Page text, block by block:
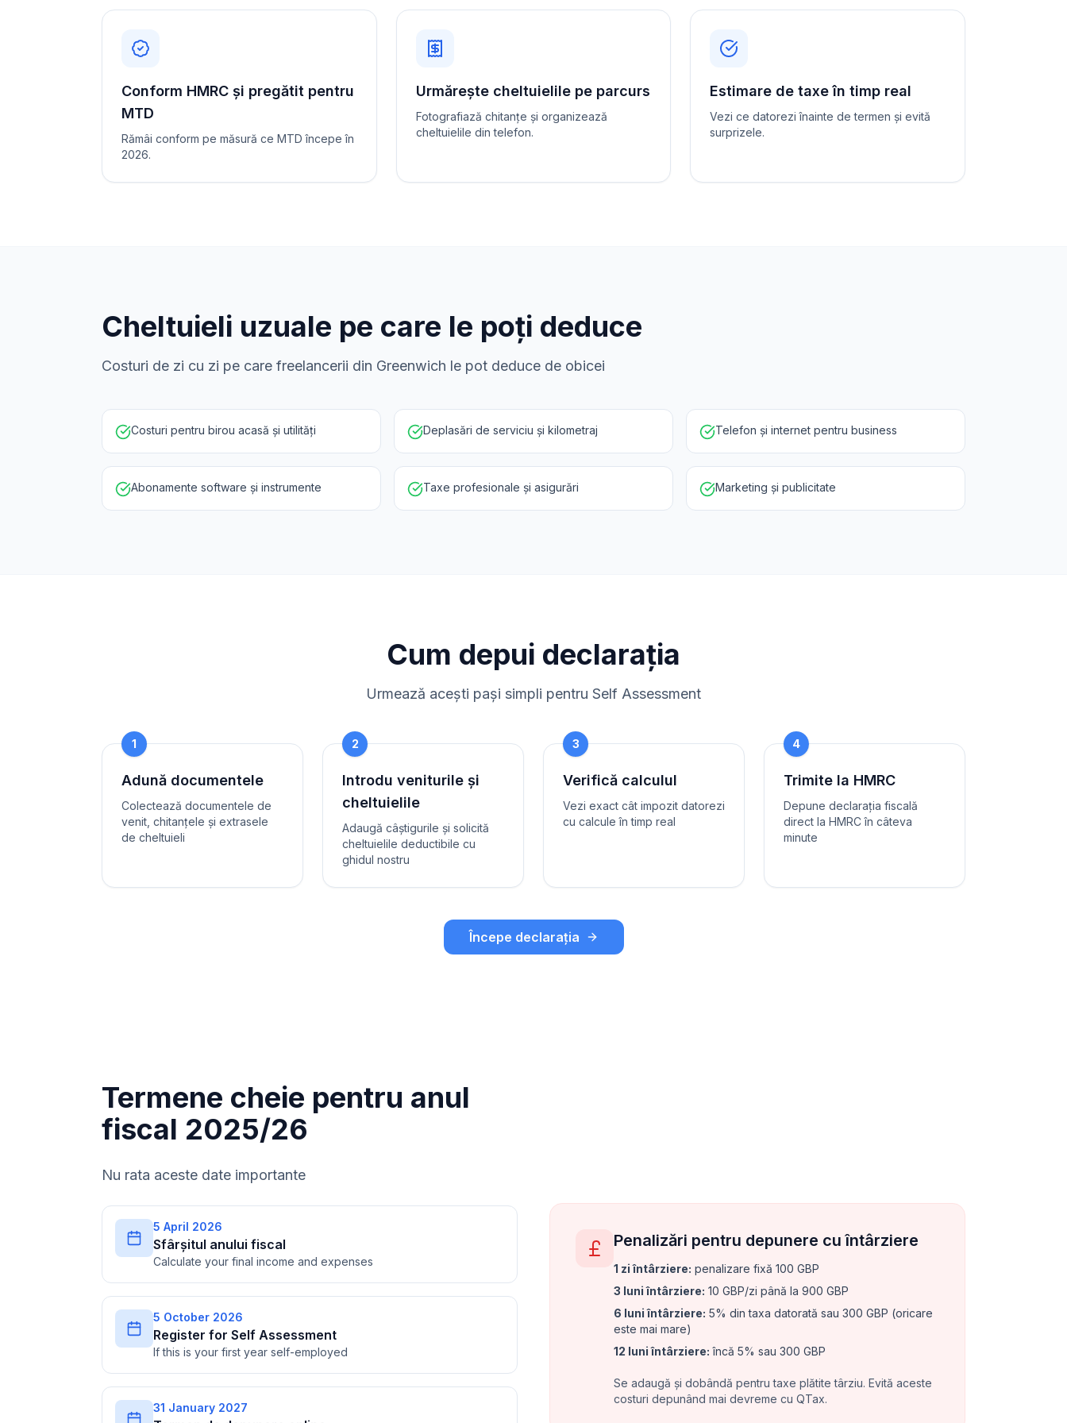
Conform HMRC și pregătit pentru
MTD
Rămâi conform pe măsură ce MTD începe în
2026.
Urmărește cheltuielile pe parcurs
Fotografiază chitanțe și organizează
cheltuielile din telefon.
Estimare de taxe în timp real
Vezi ce datorezi înainte de termen și evită
surprizele.
Cheltuieli uzuale pe care le poți deduce
Costuri de zi cu zi pe care freelancerii din Greenwich le pot deduce de obicei
Costuri pentru birou acasă și utilități Deplasări de serviciu și kilometraj Telefon și internet pentru business
Abonamente software și instrumente Taxe profesionale și asigurări Marketing și publicitate
Cum depui declarația
Urmează acești pași simpli pentru Self Assessment
1
Adună documentele
Colectează documentele de
venit, chitanțele și extrasele
de cheltuieli
2
Introdu veniturile și
cheltuielile
Adaugă câștigurile și solicită
cheltuielile deductibile cu
ghidul nostru
3
Verifică calculul
Vezi exact cât impozit datorezi
cu calcule în timp real
4
Trimite la HMRC
Depune declarația fiscală
direct la HMRC în câteva
minute
Începe declarația
Termene cheie pentru anul
fiscal 2025/26
Nu rata aceste date importante
5 April 2026
Sfârșitul anului fiscal
Calculate your final income and expenses
5 October 2026
Register for Self Assessment
If this is your first year self-employed
31 January 2027
Penalizări pentru depunere cu întârziere
1 zi întârziere: penalizare fixă 100 GBP
3 luni întârziere: 10 GBP/zi până la 900 GBP
6 luni întârziere: 5% din taxa datorată sau 300 GBP (oricare
este mai mare)
12 luni întârziere: încă 5% sau 300 GBP
Se adaugă și dobândă pentru taxe plătite târziu. Evită aceste
costuri depunând mai devreme cu QTax.